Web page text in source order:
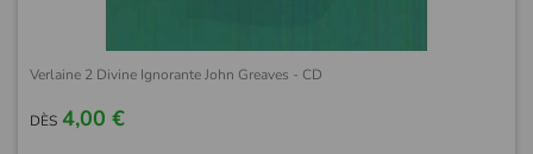
Verlaine 2 Divine Ignorante John Greaves - CD
DÈS 4,00 €